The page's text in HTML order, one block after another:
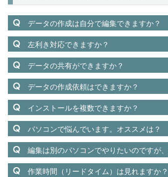
データの作成は自分で編集できますか？
左利き対応できますか？
データの共有ができますか？
データの作成依頼はできますか？
インストールを複数できますか？
パソコンで悩んでいます。オススメは？
編集は別のパソコンでやりたいのですが
作業時間（リードタイム）は見れますか？